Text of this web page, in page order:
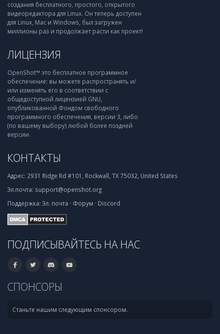
создания бесплатного, простого, открытого
видеоредактора для Linux. Он теперь доступен
для Linux, Mac и Windows, был загружен
миллионы раз и продолжает расти как проект!
ЛИЦЕНЗИЯ
OpenShot™ это бесплатное программное
обеспечение: вы можете распространять и/
или изменять его в соответствии с
общедоступной лицензией GNU,
опубликованной Фондом свободного
программного обеспечения, версии 3, либо
(по вашему выбору) любой более поздней
версии.
КОНТАКТЫ
Адрес: 2931 Ridge Rd #101, Rockwall, TX 75032, United States
Эл.почта: support@openshot.org
Поддержка: Эл. почта · Форум · Discord
ПОДПИСЫВАЙТЕСЬ НА НАС
СПОНСОРЫ
Станьте нашим следующим спонсором.